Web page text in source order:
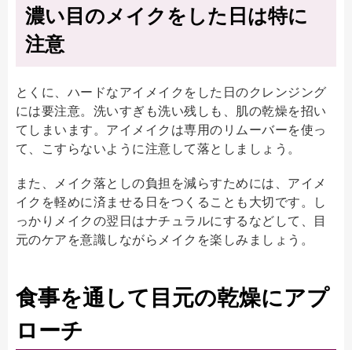
濃い目のメイクをした日は特に
注意
とくに、ハードなアイメイクをした日のクレンジング
には要注意。洗いすぎも洗い残しも、肌の乾燥を招い
てしまいます。アイメイクは専用のリムーバーを使っ
て、こすらないように注意して落としましょう。
また、メイク落としの負担を減らすためには、アイメ
イクを軽めに済ませる日をつくることも大切です。し
っかりメイクの翌日はナチュラルにするなどして、目
元のケアを意識しながらメイクを楽しみましょう。
食事を通して目元の乾燥にアプ
ローチ